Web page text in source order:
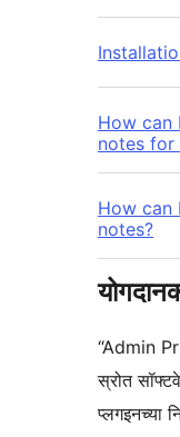
How can
notes for
How can
notes?
“Admin
स्रोत
प्लगइनच्या